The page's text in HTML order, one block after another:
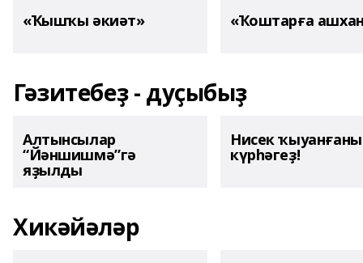
«Ҡышҡы әкиәт» «Ҡоштарға
Гәзитебеҙ - дуҫыбыҙ
Алтынсылар
“Йәншишмә”гә
яҙылды
Нисек
күрһәгеҙ!
Хикәйәләр